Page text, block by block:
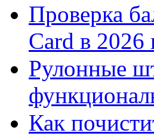
Проверка
Card в 2026
Рулонные
Как